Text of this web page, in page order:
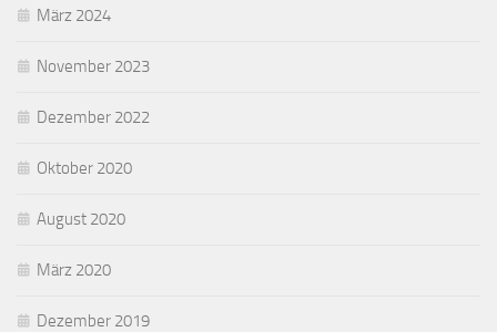
März 2024
November 2023
Dezember 2022
Oktober 2020
August 2020
März 2020
Dezember 2019